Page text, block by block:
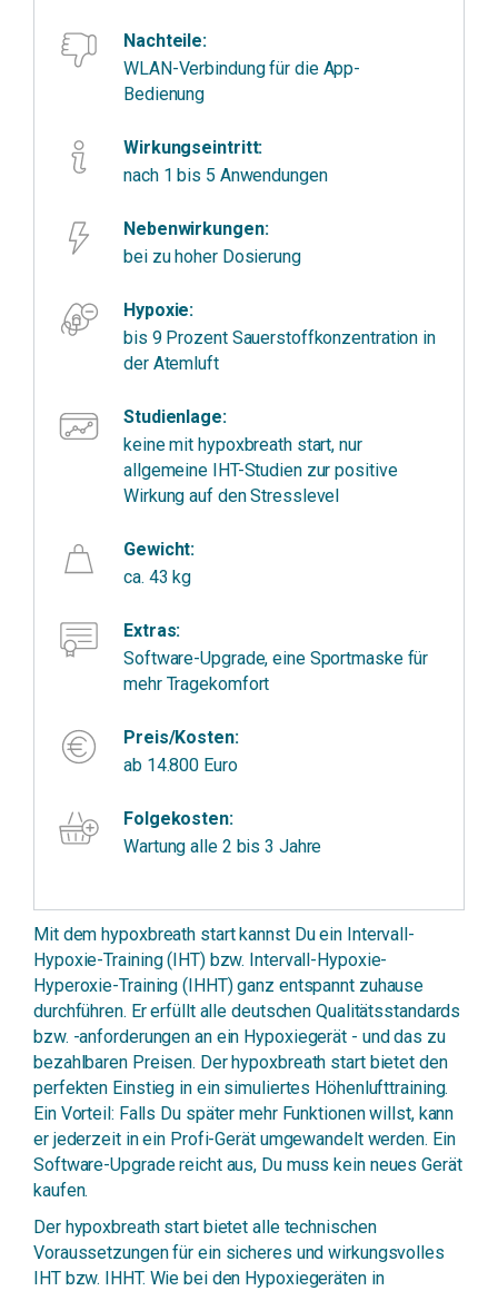
Nachteile:
WLAN-Verbindung für die App-
Bedienung
Wirkungseintritt:
nach 1 bis 5 Anwendungen
Nebenwirkungen:
bei zu hoher Dosierung
Hypoxie:
bis 9 Prozent Sauerstoffkonzentration in
der Atemluft
Studienlage:
keine mit hypoxbreath start, nur
allgemeine IHT-Studien zur positive
Wirkung auf den Stresslevel
Gewicht:
ca. 43 kg
Extras:
Software-Upgrade, eine Sportmaske für
mehr Tragekomfort
Preis/Kosten:
ab 14.800 Euro
Folgekosten:
Wartung alle 2 bis 3 Jahre
Mit dem hypoxbreath start kannst Du ein Intervall-
Hypoxie-Training (IHT) bzw. Intervall-Hypoxie-
Hyperoxie-Training (IHHT) ganz entspannt zuhause
durchführen. Er erfüllt alle deutschen Qualitätsstandards
bzw. -anforderungen an ein Hypoxiegerät - und das zu
bezahlbaren Preisen. Der hypoxbreath start bietet den
perfekten Einstieg in ein simuliertes Höhenlufttraining.
Ein Vorteil: Falls Du später mehr Funktionen willst, kann
er jederzeit in ein Profi-Gerät umgewandelt werden. Ein
Software-Upgrade reicht aus, Du muss kein neues Gerät
kaufen.
Der hypoxbreath start bietet alle technischen
Voraussetzungen für ein sicheres und wirkungsvolles
IHT bzw. IHHT. Wie bei den Hypoxiegeräten in